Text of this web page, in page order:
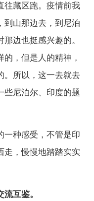
往藏区跑。疫情前我
到山那边去，到尼泊
边也挺感兴趣的。
，但是人的精神，
。所以，这一去就去
些尼泊尔、印度的题
一种感受，不管是印
走，慢慢地踏踏实实
互鉴。